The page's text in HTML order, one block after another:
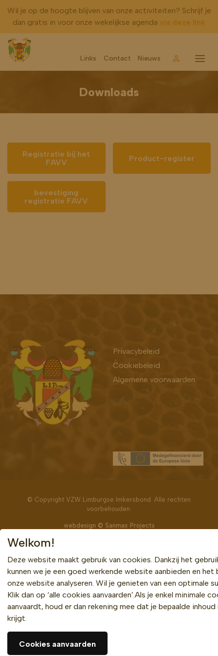
Wil je op de hoogte blijven van onze activiteiten? Schrijf je
dan gratis in voor onze wekelijkse agenda via deze link
Links Contact Nieuws AccountMenu
Downloads
Registratie bij het
FAVV
Product-register
bevestiging
registratie FAVV
Bekijk ook
Privacybeleid
Cookiebeleid
Algemene voorwaarden
© Copyright VZW Limburgse Imkersbond. Alle rechten
voorbehouden.
webdesign © Sanmax Projects
Welkom!
Deze website maakt gebruik van cookies. Dankzij het
kunnen we je een goed werkende website aanbieden en het
onze website analyseren. Wil je genieten van een optimale
Klik dan op ‘alle cookies aanvaarden’.Als je enkel minimale
aanvaardt, houd er dan rekening mee dat je bepaalde
krijgt.
Cookies aanvaarden